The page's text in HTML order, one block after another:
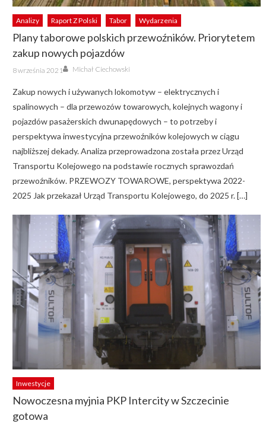
Analizy Raport Z Polski Tabor Wydarzenia
Plany taborowe polskich przewoźników. Priorytetem
zakup nowych pojazdów
Posted
on
8 września 2021 Author
Michał Ciechowski
Zakup nowych i używanych lokomotyw – elektrycznych i
spalinowych – dla przewozów towarowych, kolejnych wagony i
pojazdów pasażerskich dwunapędowych – to potrzeby i
perspektywa inwestycyjna przewoźników kolejowych w ciągu
najbliższej dekady. Analiza przeprowadzona została przez Urząd
Transportu Kolejowego na podstawie rocznych sprawozdań
przewoźników. PRZEWOZY TOWAROWE, perspektywa 2022-
2025 Jak przekazał Urząd Transportu Kolejowego, do 2025 r. […]
Inwestycje
Nowoczesna myjnia PKP Intercity w Szczecinie
gotowa